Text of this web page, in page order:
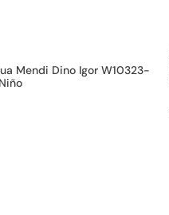
Mendi Dino Igor W10323-